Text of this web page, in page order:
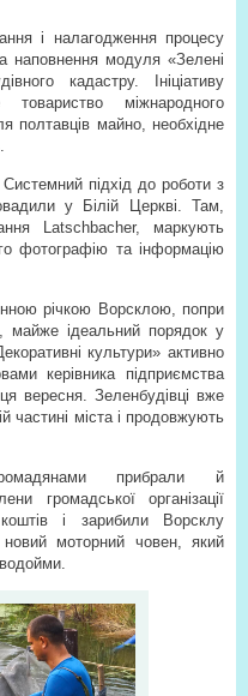
і налагодження процесу
наповнення модуля «Зелені
кадастру. Ініціативу
товариство міжнародного
полтавців майно, необхідне
підхід до роботи з
у Білій Церкві. Там,
Latschbacher, маркують
фотографію та інформацію
річкою Ворсклою, попри
майже ідеальний порядок у
культури» активно
керівника підприємства
вересня. Зеленбудівці вже
частині міста і продовжують
прибрали й
громадської організації
і зарибили Ворсклу
моторний човен, який